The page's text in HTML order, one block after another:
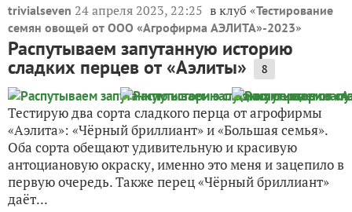
trivialseven 24 апреля 2023, 22:25 в клуб «Тестирование
семян овощей от ООО «Агрофирма АЭЛИТА»-2023»
Распутываем запутанную историю
сладких перцев от «Аэлиты» 8
Тестирую два сорта сладкого перца от агрофирмы
«Аэлита»: «Чёрный бриллиант» и «Большая семья».
Оба сорта обещают удивительную и красивую
антоциановую окраску, именно это меня и зацепило в
первую очередь. Также перец «Чёрный бриллиант»
даёт...